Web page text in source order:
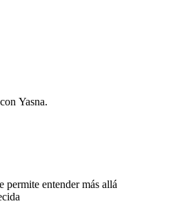
Yasna.
permite entender más allá